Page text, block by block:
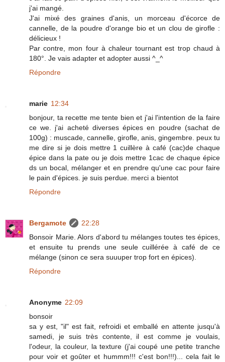
j'ai mangé.
J'ai mixé des graines d'anis, un morceau d'écorce de
cannelle, de la poudre d'orange bio et un clou de girofle :
délicieux !
Par contre, mon four à chaleur tournant est trop chaud à
180°. Je vais adapter et adopter aussi ^_^
Répondre
marie 12:34
bonjour, ta recette me tente bien et j'ai l'intention de la faire
ce we. j'ai acheté diverses épices en poudre (sachat de
100g) : muscade, cannelle, girofle, anis, gingembre. peux tu
me dire si je dois mettre 1 cuillère à café (cac)de chaque
épice dans la pate ou je dois mettre 1cac de chaque épice
ds un bocal, mélanger et en prendre qu'une cac pour faire
le pain d'épices. je suis perdue. merci a bientot
Répondre
Bergamote
22:28
Bonsoir Marie. Alors d'abord tu mélanges toutes tes épices,
et ensuite tu prends une seule cuillérée à café de ce
mélange (sinon ce sera suuuper trop fort en épices).
Répondre
Anonyme 22:09
bonsoir
sa y est, "il" est fait, refroidi et emballé en attente jusqu'à
samedi, je suis très contente, il est comme je voulais,
l'odeur, la couleur, la texture (j'ai coupé une petite tranche
pour voir et goûter et hummm!!! c'est bon!!!)... cela fait le